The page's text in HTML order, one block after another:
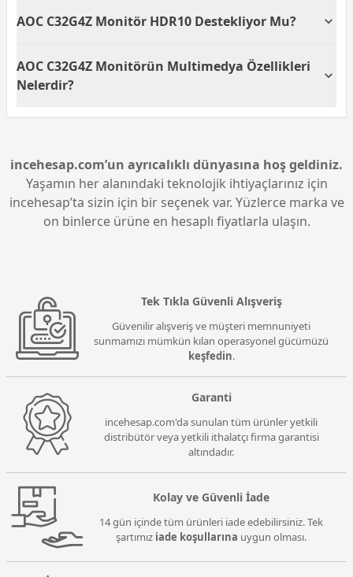
paneller, yüksek kontrast oranlarıyla dikkat çeker ve
AOC C32G4Z Monitör HDR10 Destekliyor Mu?
HDR10, daha yüksek dinamik aralık sunarak
görüntülerde daha fazla parlaklık ve renk zenginliği
AOC C32G4Z Monitörün Multimedya Özellikleri
Nelerdir?
AOC C32G4Z monitör, 5W x 2 hoparlörlerle
dinlemenizi sağlar.
incehesap.com’un ayrıcalıklı dünyasına hoş geldiniz.
Yaşamın her alanındaki teknolojik ihtiyaçlarınız için
incehesap’ta sizin için bir seçenek var. Yüzlerce marka ve
on binlerce ürüne en hesaplı fiyatlarla ulaşın.
Tek Tıkla Güvenli Alışveriş
Güvenilir alışveriş ve müşteri memnuniyeti
sunmamızı mümkün kılan operasyonel gücümüzü
keşfedin.
Garanti
incehesap.com'da sunulan tüm ürünler yetkili
distribütör veya yetkili ithalatçı firma garantisi
altındadır.
Kolay ve Güvenli İade
14 gün içinde tüm ürünleri iade edebilirsiniz. Tek
şartımız iade koşullarına uygun olması.